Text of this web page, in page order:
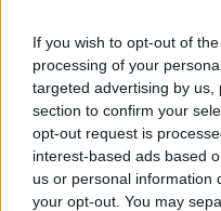
If you wish to opt-out of
processing of your
targeted advertising by
section to confirm your
opt-out request is
interest-based ads based
us or personal information
your opt-out. You may
Minka 11.